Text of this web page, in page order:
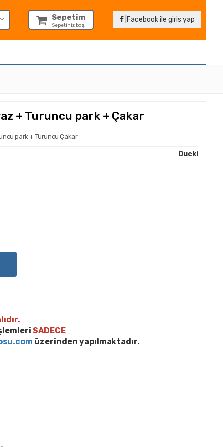
Sepetim
Sepetiniz boş.
|Facebook ile giris yap
+ Turuncu park + Çakar
park + Turuncu Çakar
Ducki
SADECE
üzerinden yapılmaktadır.